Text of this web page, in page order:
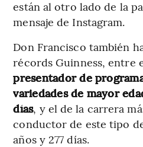
están al otro lado de la
mensaje de Instagram.
Don Francisco también
récords Guinness, entre
presentador de
variedades de mayor
días, y el de la carrera
conductor de este tipo
años y 277 días.